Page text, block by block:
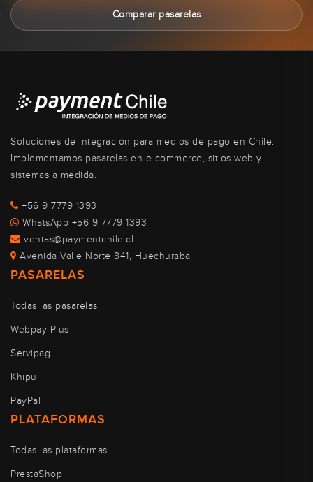
Comparar pasarelas
Soluciones de integración para medios de pago en Chile.
Implementamos pasarelas en e-commerce, sitios web y
sistemas a medida.
+56 9 7779 1393
WhatsApp +56 9 7779 1393
ventas@paymentchile.cl
Avenida Valle Norte 841, Huechuraba
PASARELAS
Todas las pasarelas
Webpay Plus
Servipag
Khipu
PayPal
PLATAFORMAS
Todas las plataformas
PrestaShop